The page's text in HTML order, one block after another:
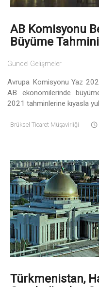
AB Komisyonu
Büyüme
Güncel Gelişmeler
Avrupa Komisyonu Yaz
AB ekonomilerinde
2021 tahminlerine kıyasla
Brüksel Ticaret Müşavirliği
Türkmenistan,